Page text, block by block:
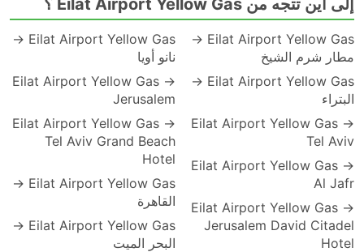
إلى أين تتجه من Eilat Airport Yellow Gas ؟
Eilat Airport Yellow Gas →
مطار شرم الشيخ
Eilat Airport Yellow Gas →
البتراء
Eilat Airport Yellow Gas →
Tel Aviv
Eilat Airport Yellow Gas →
Al Jafr
Eilat Airport Yellow Gas →
Jerusalem David Citadel
Hotel
Eilat Airport Yellow Gas →
نانو أويا
Eilat Airport Yellow Gas →
Jerusalem
Eilat Airport Yellow Gas →
Tel Aviv Grand Beach
Hotel
Eilat Airport Yellow Gas →
القاهرة
Eilat Airport Yellow Gas →
البحر الميت